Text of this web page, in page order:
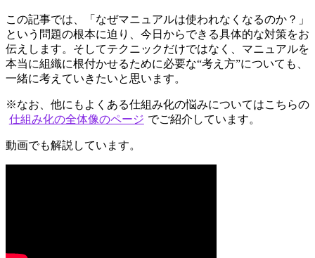
この記事では、「なぜマニュアルは使われなくなるのか？」
という問題の根本に迫り、今日からできる具体的な対策をお
伝えします。そしてテクニックだけではなく、マニュアルを
本当に組織に根付かせるために必要な“考え方”についても、
一緒に考えていきたいと思います。
※なお、他にもよくある仕組み化の悩みについてはこちらの
仕組み化の全体像のページ でご紹介しています。
動画でも解説しています。